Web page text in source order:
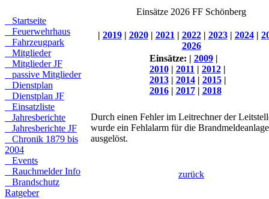
Startseite
Feuerwehrhaus
Fahrzeugpark
Mitglieder
Mitglieder JF
passive Mitglieder
Dienstplan
Dienstplan JF
Einsatzliste
Jahresberichte
Jahresberichte JF
Chronik 1879 bis
2004
Events
Rauchmelder Info
Brandschutz
Ratgeber
Einsätze 2026 FF Schönberg
| 2019| 2020| 2021 | 2022| 2023| 2024|
2026
Einsätze: | 2009|
2010| 2011 | 2012|
2013| 2014| 2015|
2016| 2017| 2018
Durch einen Fehler im Leitrechner der
wurde ein Fehlalarm für die Brandmeldeanlage
ausgelöst.
zurück